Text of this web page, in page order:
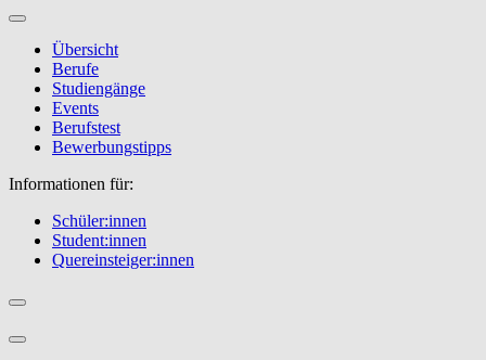
Übersicht
Berufe
Studiengänge
Events
Berufstest
Bewerbungstipps
Informationen für:
Schüler:innen
Student:innen
Quereinsteiger:innen